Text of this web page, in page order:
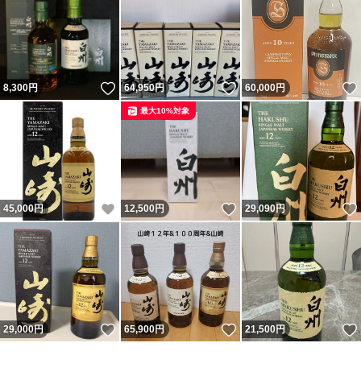
8,300円 いいね！
64,950円 いいね！
60,000円
45,000円 いいね！
12,500円 いいね！
最大10%対象
29,090円
29,000円 いいね！
65,900円 いいね！
21,500円